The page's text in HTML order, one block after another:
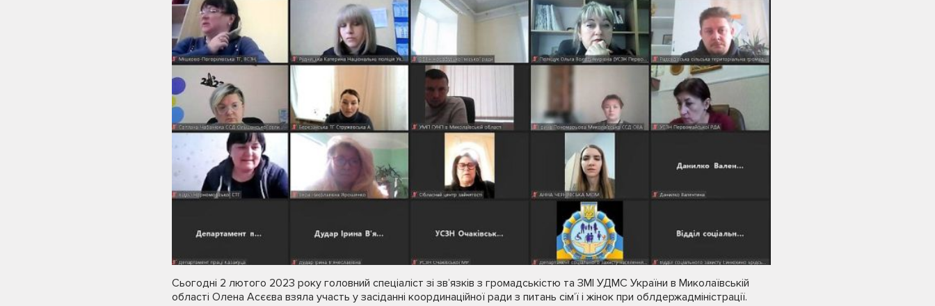
Сьогодні 2 лютого 2023 року головний спеціаліст зі звʼязків з громадськістю та ЗМІ УДМС України в Миколаївській
області Олена Асєєва взяла участь у засіданні координаційної ради з питань сімʼї і жінок при облдержадміністрації.